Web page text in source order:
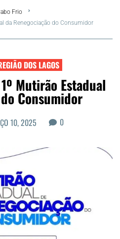
Frio
da Renegociação do Consumidor
DOS LAGOS
Mutirão Estadual
Consumidor
10, 2025 0